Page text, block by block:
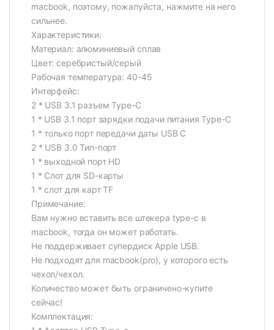
macbook, поэтому, пожалуйста, нажмите на него
сильнее.
Характеристики:
Материал: алюминиевый сплав
Цвет: серебристый/серый
Рабочая температура: 40-45
Интерфейс:
2 * USB 3.1 разъем Type-C
1 * USB 3.1 порт зарядки подачи питания Type-C
1 * только порт передачи даты USB C
2 * USB 3.0 Тип-порт
1 * выходной порт HD
1 * Слот для SD-карты
1 * слот для карт TF
Примечание:
Вам нужно вставить все штекера type-c в
macbook, тогда он может работать.
Не поддерживает супердиск Apple USB.
Не подходят для macbook(pro), у которого есть
чехол/чехол.
Количество может быть ограничено-купите
сейчас!
Комплектация: